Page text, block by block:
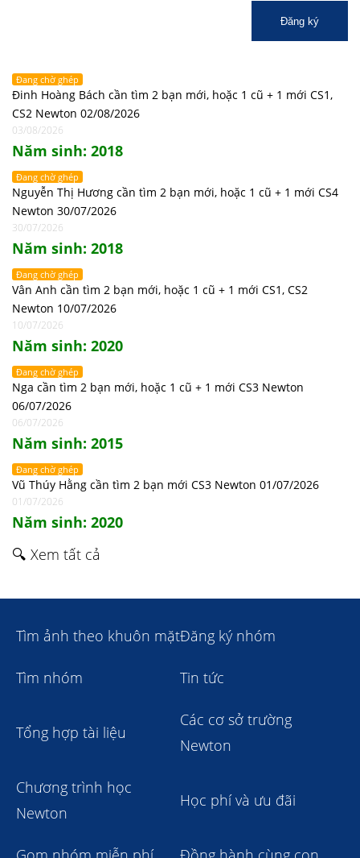
Đăng ký
Đang chờ ghép
Đinh Hoàng Bách cần tìm 2 bạn mới, hoặc 1 cũ + 1 mới CS1,
CS2 Newton 02/08/2026
03/08/2026
Năm sinh: 2018
Đang chờ ghép
Nguyễn Thị Hương cần tìm 2 bạn mới, hoặc 1 cũ + 1 mới CS4
Newton 30/07/2026
30/07/2026
Năm sinh: 2018
Đang chờ ghép
Vân Anh cần tìm 2 bạn mới, hoặc 1 cũ + 1 mới CS1, CS2
Newton 10/07/2026
10/07/2026
Năm sinh: 2020
Đang chờ ghép
Nga cần tìm 2 bạn mới, hoặc 1 cũ + 1 mới CS3 Newton
06/07/2026
06/07/2026
Năm sinh: 2015
Đang chờ ghép
Vũ Thúy Hằng cần tìm 2 bạn mới CS3 Newton 01/07/2026
01/07/2026
Năm sinh: 2020
🔍 Xem tất cả
Tìm ảnh theo khuôn mặtĐăng ký nhóm
Tìm nhóm Tin tức
Tổng hợp tài liệu
Các cơ sở trường
Newton
Chương trình học
Newton
Học phí và ưu đãi